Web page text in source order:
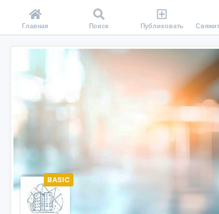
BASIC
Главная Поиск Публиковать